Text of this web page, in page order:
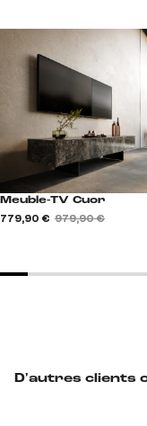
D'autres clients
Meuble-TV Cuor
779,90 € 979,90 €